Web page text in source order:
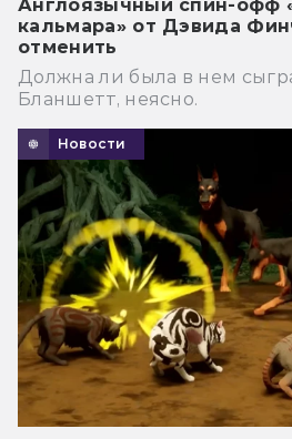
Англоязычный спин-офф
кальмара» от Дэвида
отменить
Должна ли была в нем
Бланшетт, неясно.
Новости